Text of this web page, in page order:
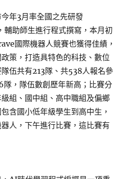
年3月率全國之先研發
輔助師生進行程式撰寫，本月初
國際機器人競賽也獲得佳績，
策，打造具特色的科技、數位
伍共有213隊、共538人報名參
，隊伍數創歷年新高；比賽分
組、國中組、高中職組及偏鄉
含國小低年級學生到高中生，
人，下午進行比賽，這比賽有